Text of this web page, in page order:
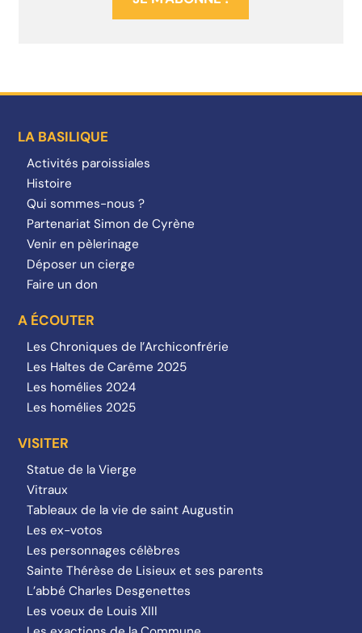
LA BASILIQUE
Activités paroissiales
Histoire
Qui sommes-nous ?
Partenariat Simon de Cyrène
Venir en pèlerinage
Déposer un cierge
Faire un don
A ÉCOUTER
Les Chroniques de l’Archiconfrérie
Les Haltes de Carême 2025
Les homélies 2024
Les homélies 2025
VISITER
Statue de la Vierge
Vitraux
Tableaux de la vie de saint Augustin
Les ex-votos
Les personnages célèbres
Sainte Thérèse de Lisieux et ses parents
L’abbé Charles Desgenettes
Les voeux de Louis XIII